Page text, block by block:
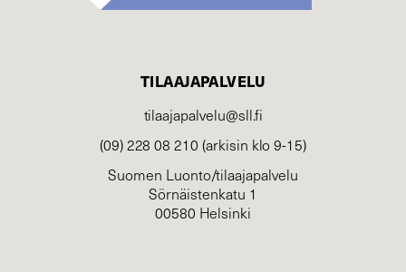
TILAAJAPALVELU
tilaajapalvelu@sll.fi
(09) 228 08 210 (arkisin klo 9-15)
Suomen Luonto/tilaajapalvelu
Sörnäistenkatu 1
00580 Helsinki